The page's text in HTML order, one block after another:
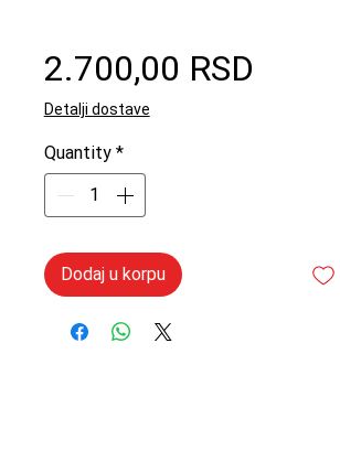
2.700,00 RSD
Detalji dostave
Quantity *
Dodaj u korpu